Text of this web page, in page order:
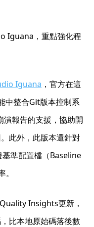
Iguana ，官方在這
中整合Git版本控制系
報告的支援，協助開
此外，此版本還針對
準配置檔（Baseline
Insights更新，
比本地原始碼落後數